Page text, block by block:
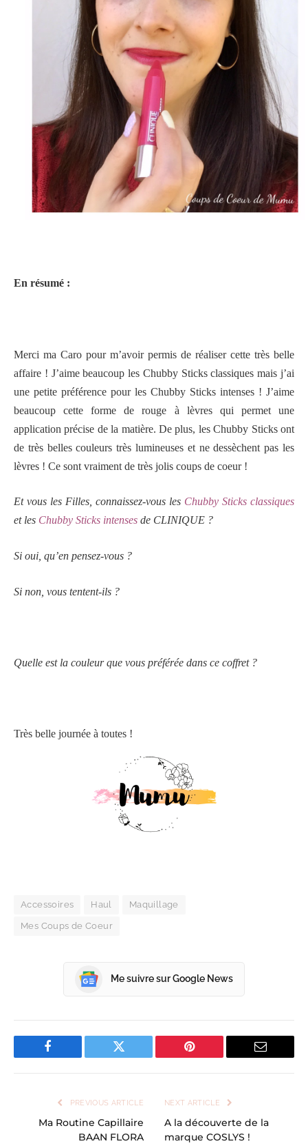
En résumé :
Merci ma Caro pour m’avoir permis de réaliser cette très belle
affaire ! J’aime beaucoup les Chubby Sticks classiques mais j’ai
une petite préférence pour les Chubby Sticks intenses ! J’aime
beaucoup cette forme de rouge à lèvres qui permet une
application précise de la matière. De plus, les Chubby Sticks ont
de très belles couleurs très lumineuses et ne dessèchent pas les
lèvres ! Ce sont vraiment de très jolis coups de coeur !
Et vous les Filles, connaissez-vous les Chubby Sticks classiques
et les Chubby Sticks intenses de CLINIQUE ?
Si oui, qu’en pensez-vous ?
Si non, vous tentent-ils ?
Quelle est la couleur que vous préférée dans ce coffret ?
Très belle journée à toutes !
Accessoires Haul Maquillage
Mes Coups de Coeur
Me suivre sur Google News
Facebook Twitter Pinterest Email
PREVIOUS ARTICLE
Ma Routine Capillaire
BAAN FLORA
NEXT ARTICLE
A la découverte de la
marque COSLYS !